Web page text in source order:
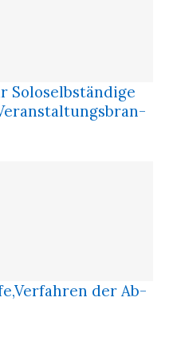
So­lo­selb­stän­di­ge
der Ab­